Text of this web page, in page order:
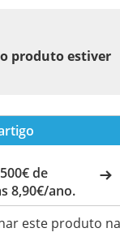
produto estiver
de
8,90€/ano.
este produto na